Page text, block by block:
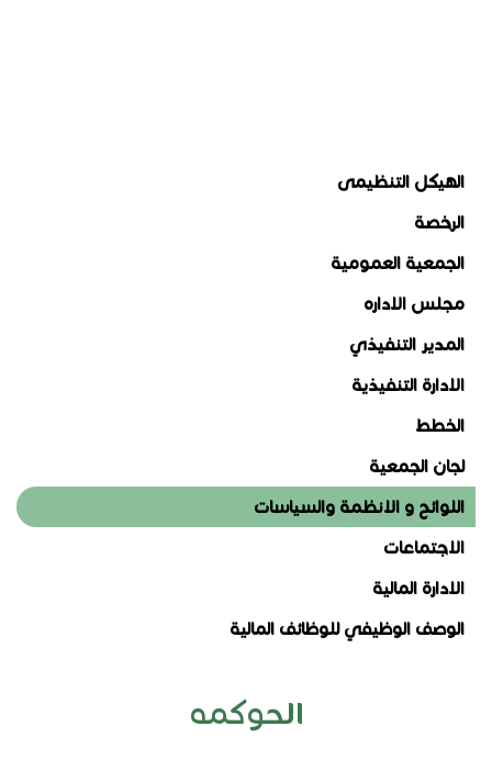
الهيكل التنظيمى
الرخصة
الجمعية العمومية
مجلس الاداره
المدير التنفيذي
الادارة التنفيذية
الخطط
لجان الجمعية
اللوائح و الانظمة والسياسات
الاجتماعات
الادارة المالية
الوصف الوظيفي للوظائف المالية
الحوكمه